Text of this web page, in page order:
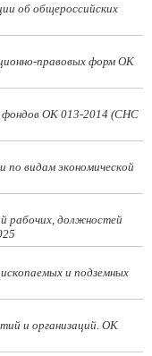
об общероссийских
правовых форм ОК
фондов ОК 013-2014 (СНС
по видам экономической
рабочих, должностей
и подземных
и организаций. ОК